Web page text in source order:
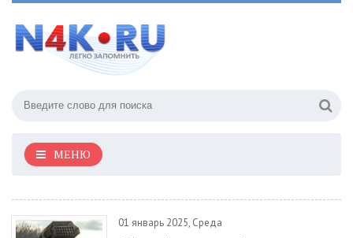
МЕНЮ
01 январь 2025, Среда